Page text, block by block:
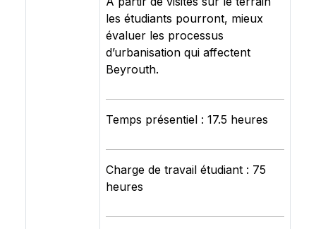
les étudiants pourront, mieux
évaluer les processus
d’urbanisation qui affectent
Beyrouth.
Temps présentiel : 17.5 heures
Charge de travail étudiant : 75
heures